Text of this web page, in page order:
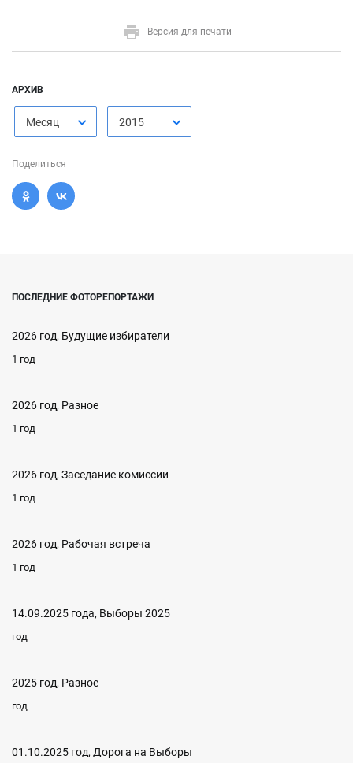
Версия для печати
АРХИВ
Месяц 2015
Поделиться
ПОСЛЕДНИЕ ФОТОРЕПОРТАЖИ
2026 год, Будущие избиратели
1 год
2026 год, Разное
1 год
2026 год, Заседание комиссии
1 год
2026 год, Рабочая встреча
1 год
14.09.2025 года, Выборы 2025
год
2025 год, Разное
год
01.10.2025 год, Дорога на Выборы